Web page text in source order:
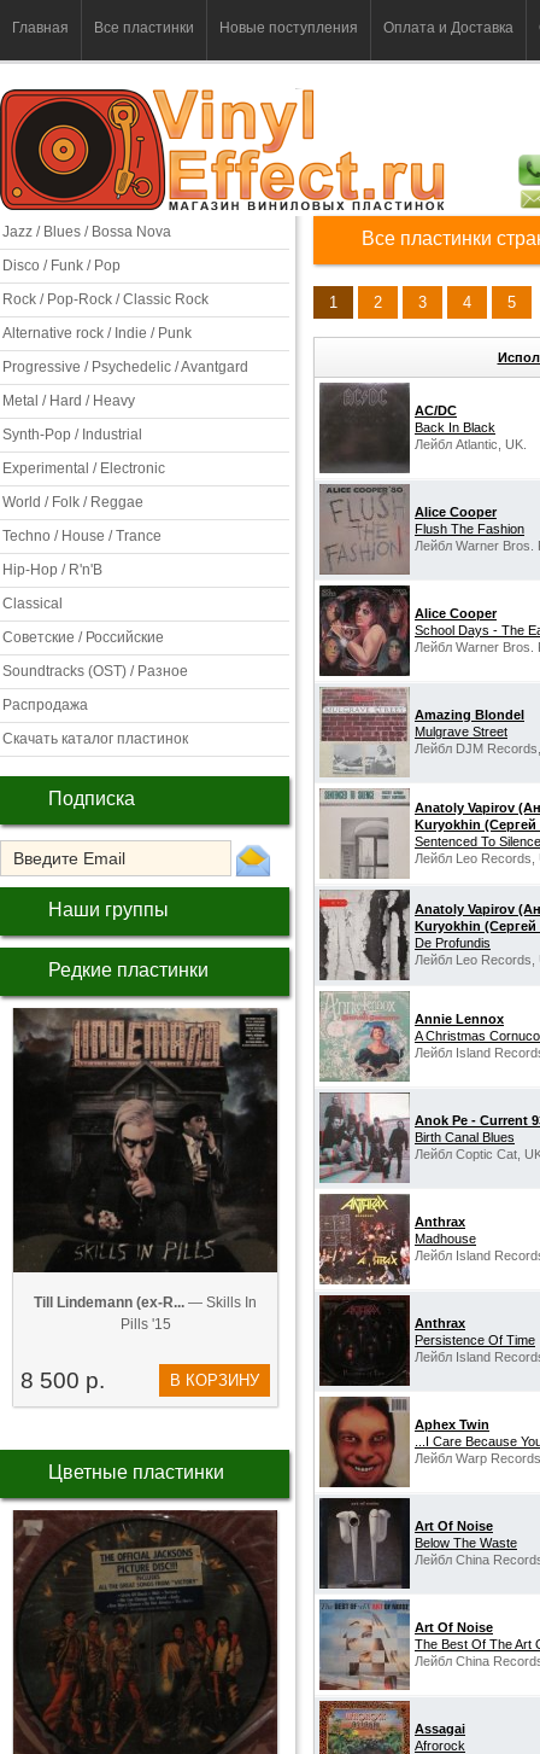
Главная Все пластинки Новые поступления Оплата и Доставка
Jazz / Blues / Bossa Nova
Disco / Funk / Pop
Rock / Pop-Rock / Classic Rock
Alternative rock / Indie / Punk
Progressive / Psychedelic / Avantgard
Metal / Hard / Heavy
Synth-Pop / Industrial
Experimental / Electronic
World / Folk / Reggae
Techno / House / Trance
Hip-Hop / R'n'B
Classical
Советские / Российские
Soundtracks (OST) / Разное
Распродажа
Скачать каталог пластинок
Подписка
Наши группы
Редкие пластинки
Till Lindemann (ex-R... — Skills In
Pills '15
8 500 р. В КОРЗИНУ
Цветные пластинки
Все пластинки
1 2 3 4 5
AC/DC
Back In Black
Лейбл Atlantic, UK.
Alice Cooper
Flush The Fashion
Лейбл Warner Bros.
Alice Cooper
School Days - The
Лейбл Warner Bros.
Amazing Blondel
Mulgrave Street
Лейбл DJM
Anatoly Vapirov
Kuryokhin (Сергей
Sentenced To Silence
Лейбл Leo Records,
Anatoly Vapirov
Kuryokhin (Сергей
De Profundis
Лейбл Leo Records,
Annie Lennox
A Christmas
Лейбл Island
Anok Pe - Current
Birth Canal Blues
Лейбл Coptic Cat,
Anthrax
Madhouse
Лейбл Island
Anthrax
Persistence Of Time
Лейбл Island
Aphex Twin
...I Care Because
Лейбл Warp
Art Of Noise
Below The Waste
Лейбл China
Art Of Noise
The Best Of The Art
Лейбл China
Assagai
Afrorock